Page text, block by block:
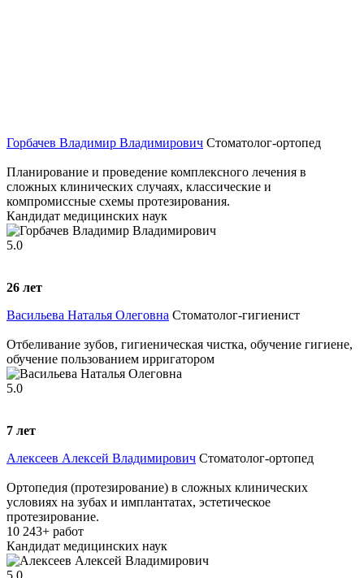
Горбачев Владимир Владимирович Стоматолог-ортопед
Планирование и проведение комплексного лечения в
сложных клинических случаях, классические и
компромиссные схемы протезирования.
Кандидат медицинских наук
5.0
26 лет
Васильева Наталья Олеговна Стоматолог-гигиенист
Отбеливание зубов, гигиеническая чистка, обучение гигиене,
обучение пользованием ирригатором
5.0
7 лет
Алексеев Алексей Владимирович Стоматолог-ортопед
Ортопедия (протезирование) в сложных клинических
условиях на зубах и имплантатах, эстетическое
протезирование.
10 243+ работ
Кандидат медицинских наук